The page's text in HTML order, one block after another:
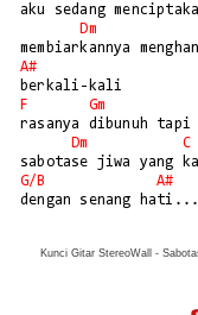
aku sedang
Dm
A#
F
Gm
rasanya dibunuh
Dm
C
G/ B
A#
dengan senang hati...
Kunci Gitar StereoWall -